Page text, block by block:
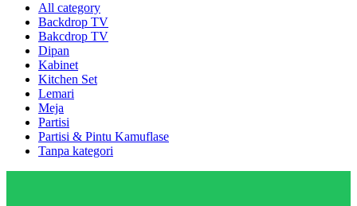
All category
Backdrop TV
Bakcdrop TV
Dipan
Kabinet
Kitchen Set
Lemari
Meja
Partisi
Partisi & Pintu Kamuflase
Tanpa kategori